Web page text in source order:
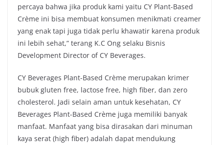
percaya bahwa jika produk kami yaitu CY Plant-Based
Crème ini bisa membuat konsumen menikmati creamer
yang enak tapi juga tidak perlu khawatir karena produk
ini lebih sehat,” terang K.C Ong selaku Bisnis
Development Director of CY Beverages.
CY Beverages Plant-Based Crème merupakan krimer
bubuk gluten free, lactose free, high fiber, dan zero
cholesterol. Jadi selain aman untuk kesehatan, CY
Beverages Plant-Based Crème juga memiliki banyak
manfaat. Manfaat yang bisa dirasakan dari minuman
kaya serat (high fiber) adalah dapat mendukung